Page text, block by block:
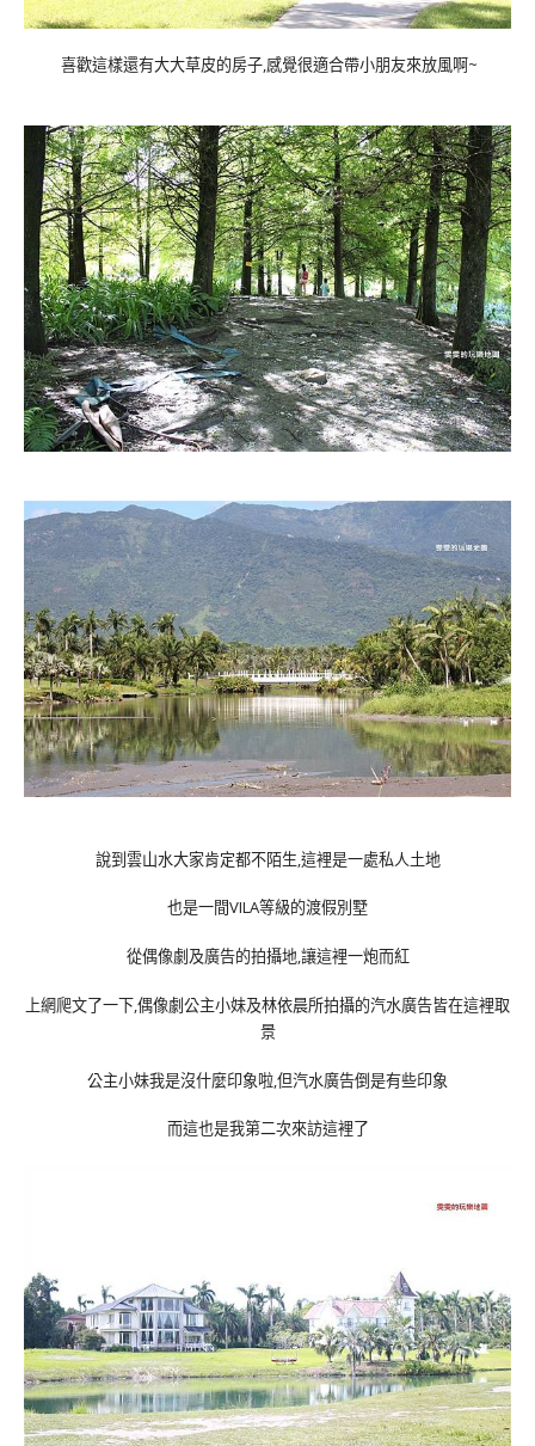
喜歡這樣還有大大草皮的房子,感覺很適合帶小朋友來放風啊~
說到雲山水大家肯定都不陌生,這裡是一處私人土地
也是一間VILA等級的渡假別墅
從偶像劇及廣告的拍攝地,讓這裡一炮而紅
上網爬文了一下,偶像劇公主小妹及林依晨所拍攝的汽水廣告皆在這裡取
景
公主小妹我是沒什麼印象啦,但汽水廣告倒是有些印象
而這也是我第二次來訪這裡了